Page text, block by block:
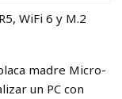
WiFi 6 y M.2
madre Micro-
un PC con